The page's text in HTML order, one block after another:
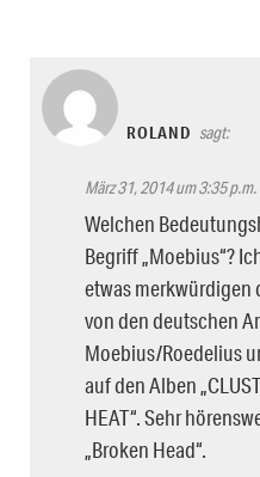
ROLAND sagt:
März 31, 2014 um 3:35 p.m.
Welchen
Begriff „Moebius“?
etwas merkwürdigen
von den deutschen
Moebius/Roedelius
auf den Alben
HEAT“. Sehr
„Broken Head“.